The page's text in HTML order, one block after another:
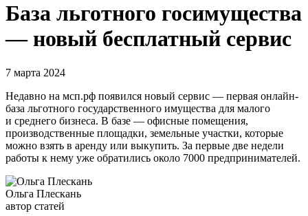
База льготного госимущества
— новый бесплатный сервис
7 марта 2024
Недавно на мсп.рф появился новый сервис — первая онлайн-
база льготного государственного имущества для малого
и среднего бизнеса. В базе — офисные помещения,
производственные площадки, земельные участки, которые
можно взять в аренду или выкупить. За первые две недели
работы к нему уже обратились около 7000 предпринимателей.
Ольга Плескань
автор статей